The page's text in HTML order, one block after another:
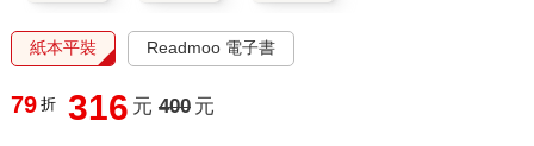
紙本平裝 Readmoo 電子書
79 折 316 元 400 元